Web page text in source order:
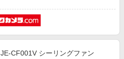
JE-CF001V シーリングファン